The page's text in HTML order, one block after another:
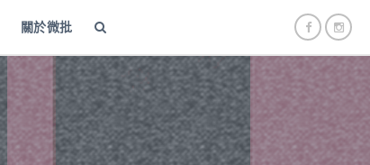
關於微批